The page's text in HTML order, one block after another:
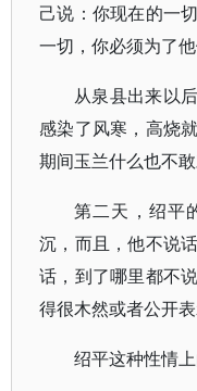
己说：你现在的一
一切，你必须为了
从泉县出来以
感染了风寒，高烧
期间玉兰什么也不敢
第二天，绍平
沉，而且，他不说
话，到了哪里都不
得很木然或者公开表
绍平这种性情